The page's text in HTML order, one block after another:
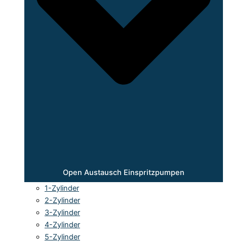
Open Austausch Einspritzpumpen
1-Zylinder
2-Zylinder
3-Zylinder
4-Zylinder
5-Zylinder